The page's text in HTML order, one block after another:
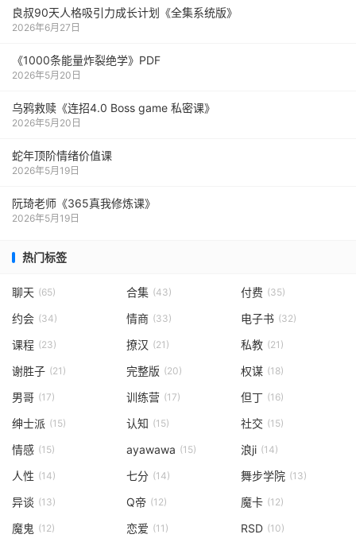
良叔90天人格吸引力成长计划《全集系统版》
2026年6月27日
《1000‮能条‬‎量‮裂炸‬‎绝学》PDF
2026年5月20日
乌鸦救赎《连招4.0 Boss game 私密课》
2026年5月20日
蛇年顶阶情绪价值课
2026年5月19日
阮琦老师《365真我修炼课》
2026年5月19日
热门标签
聊天 (65) 合集 (43) 付费 (35)
约会 (34) 情商 (33) 电子书 (32)
课程 (23) 撩汉 (21) 私教 (21)
谢胜子 (21) 完整版 (20) 权谋 (18)
男哥 (17) 训练营 (17) 但丁 (16)
绅士派 (15) 认知 (15) 社交 (15)
情感 (15) ayawawa (15) 浪ji (14)
人性 (14) 七分 (14) 舞步学院 (13)
异谈 (13) Q帝 (12) 魔卡 (12)
魔鬼 (12) 恋爱 (11) RSD (10)